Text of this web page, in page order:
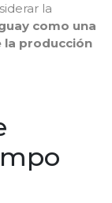
la
como una
la producción